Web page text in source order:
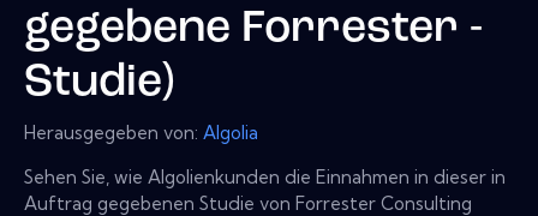
gegebene Forrester -
Studie)
Herausgegeben von: Algolia
Sehen Sie, wie Algolienkunden die Einnahmen in dieser in
Auftrag gegebenen Studie von Forrester Consulting